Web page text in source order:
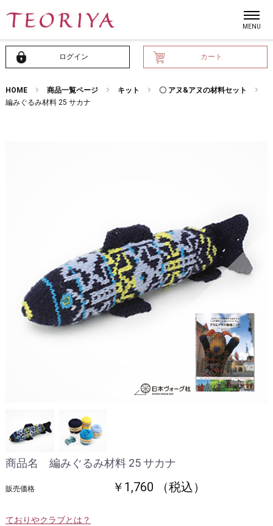
ログイン カート
HOME 商品一覧ページ キット
〇 アヌ&アヌの材料セット
編みぐるみ材料 25 サカナ
商品名 編みぐるみ材料 25 サカナ
販売価格 ￥1,760 （税込）
ておりやクラブとは？